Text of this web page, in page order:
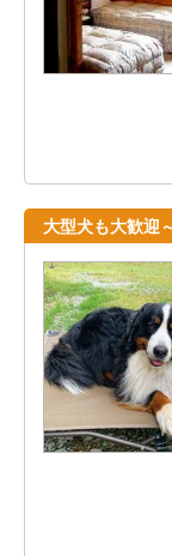
大型犬も大歓迎